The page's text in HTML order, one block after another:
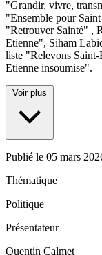
"Grandir, vivre,
"Ensemble pour
"Retrouver Sainté" ,
Etienne", Siham
liste "Relevons
Etienne insoumise".
Voir plus
Publié le 05 mars
Thématique
Politique
Présentateur
Quentin Calmet